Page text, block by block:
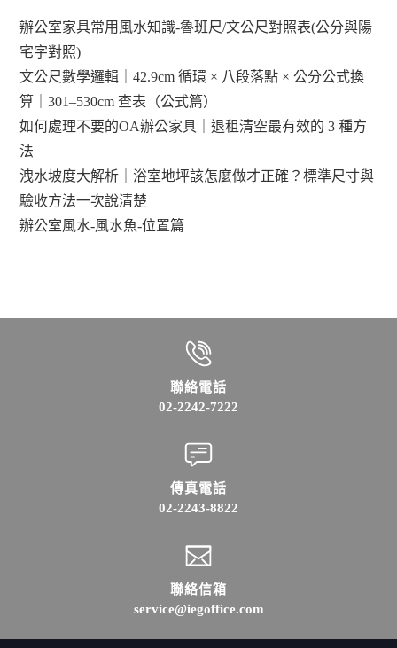
辦公室家具常用風水知識-魯班尺/文公尺對照表(公分與陽
宅字對照)
文公尺數學邏輯｜42.9cm 循環 × 八段落點 × 公分公式換
算｜301–530cm 查表（公式篇）
如何處理不要的OA辦公家具｜退租清空最有效的 3 種方
法
洩水坡度大解析｜浴室地坪該怎麼做才正確？標準尺寸與
驗收方法一次說清楚
辦公室風水-風水魚-位置篇
聯絡電話
02-2242-7222
傳真電話
02-2243-8822
聯絡信箱
service@iegoffice.com